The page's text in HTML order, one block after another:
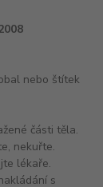
nebo štítek
části těla.
nekuřte.
lékaře.
s